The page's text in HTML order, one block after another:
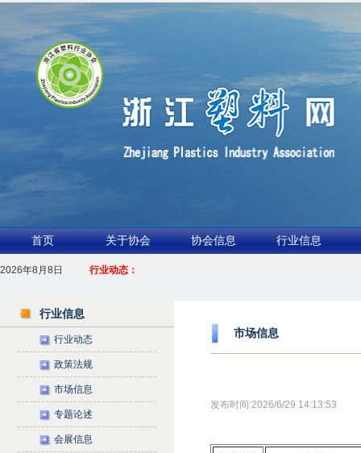
首页 关于协会 协会信息 行业信息
2026年8月8日 行业动态：
1.聚力产业链 共启新征程
行业信息
行业动态
政策法规
市场信息
专题论述
会展信息
市场信息
发布时间:2026/6/29 14:13:53